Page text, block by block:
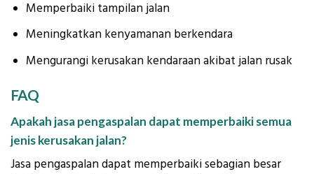
Memperbaiki tampilan jalan
Meningkatkan kenyamanan berkendara
Mengurangi kerusakan kendaraan akibat jalan rusak
FAQ
Apakah jasa pengaspalan dapat memperbaiki semua
jenis kerusakan jalan?
Jasa pengaspalan dapat memperbaiki sebagian besar